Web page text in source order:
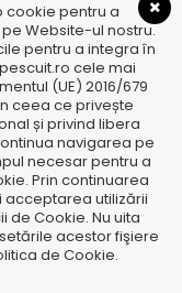
cookie pentru a
Website-ul nostru.
pentru a integra în
cele mai
(UE) 2016/679
ceea ce privește
și privind libera
navigarea pe
necesar pentru a
Prin continuarea
acceptarea utilizării
de Cookie. Nu uita
acestor fişiere
de Cookie.